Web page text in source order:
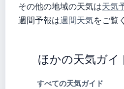
その他の地域の天気は天気
週間予報は週間天気をご覧
ほかの天気ガイ
すべての天気ガイド